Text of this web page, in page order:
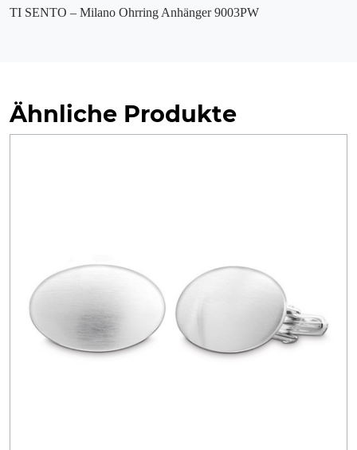
TI SENTO – Milano Ohrring Anhänger 9003PW
Ähnliche Produkte